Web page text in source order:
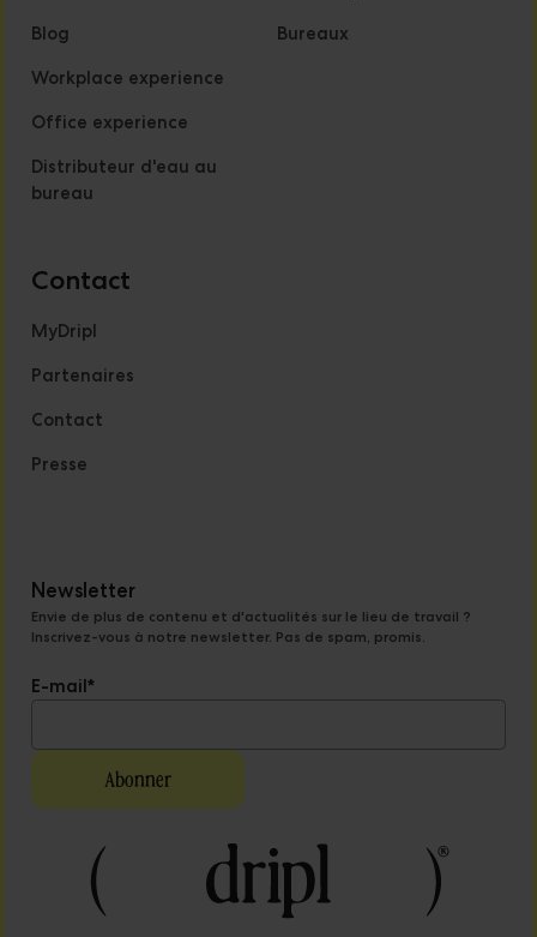
Blog
Workplace experience
Office experience
Distributeur d'eau au
bureau
Bureaux
Contact
MyDripl
Partenaires
Contact
Presse
Newsletter
Envie de plus de contenu et d'actualités sur le lieu de travail ?
Inscrivez-vous à notre newsletter. Pas de spam, promis.
E-mail*